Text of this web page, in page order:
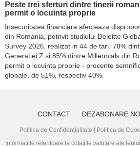
Peste trei sferturi dintre tinerii
permit o locuinta proprie
Insecuritatea financiara afecteaza
din Romania, potrivit studiului Deloitte
Survey 2026, realizat in 44 de tari. 78%
Generatiei Z si 85% dintre Millennials din
permit o locuinta proprie - procente
globale, de 51%, respectiv 40%.
CONTACT DEZABONARE
Politica de Confidențialitate Politica de
Informațiile referitoare la cotațiile valutare ale